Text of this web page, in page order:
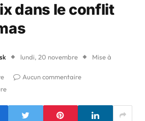
dans le conflit
lundi, 20 novembre Mise à
Aucun commentaire